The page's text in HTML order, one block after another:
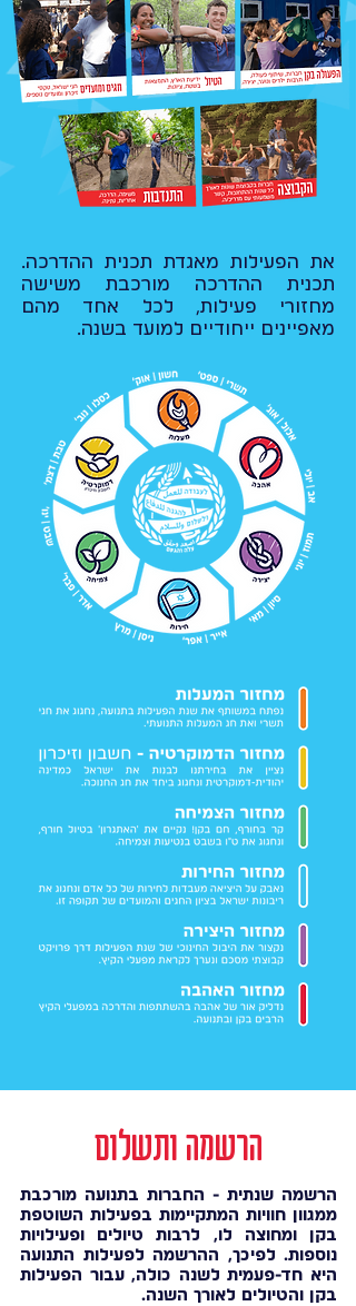
את הפעילות מאגדת תכנית ההדרכה.
תכנית ההדרכה מורכבת משישה
מחזורי פעילות, לכל אחד מהם
מאפיינים ייחודיים למועד בשנה.
הרשמה ותשלום
הרשמה שנתית - החברות בתנועה מורכבת
ממגוון חוויות המתקיימות בפעילות השוטפת
בקן ומחוצה לו, לרבות טיולים ופעילויות
נוספות. לפיכך, ההרשמה לפעילות התנועה
היא חד-פעמית לשנה כולה, עבור הפעילות
בקן והטיולים לאורך השנה.